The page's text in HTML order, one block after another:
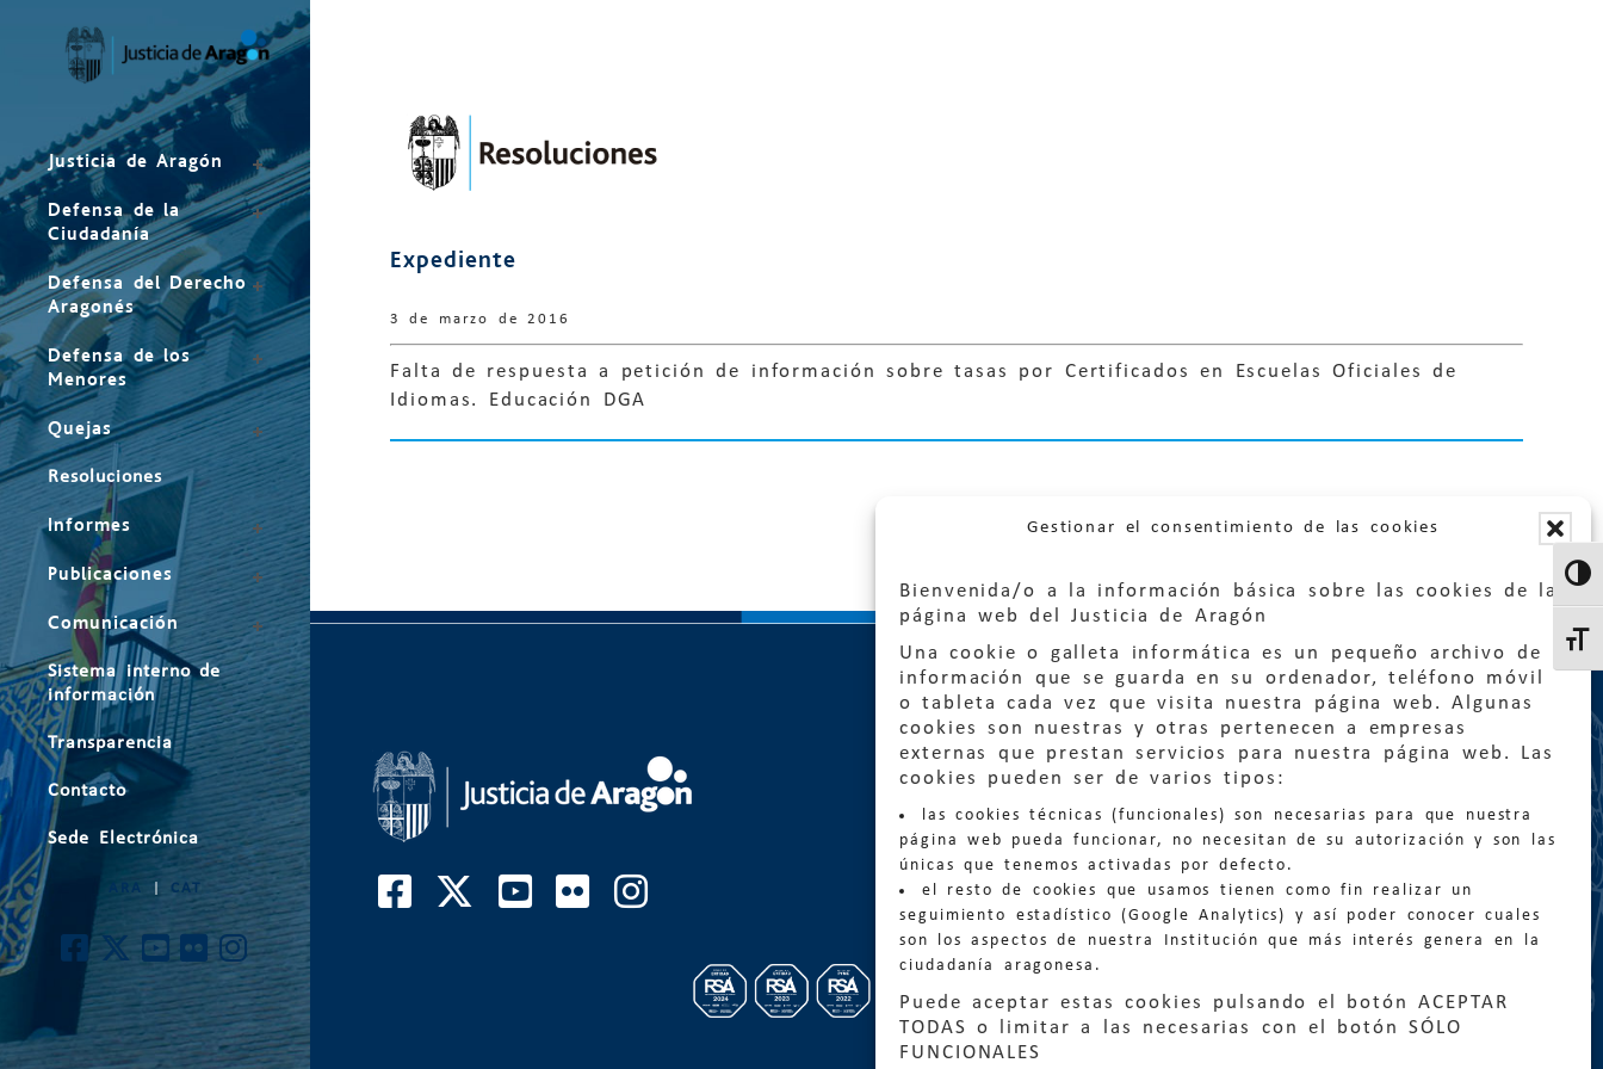
Gestionar el consentimiento de las cookies
Bienvenida/o a la información básica sobre las cookies de la
página web del Justicia de Aragón
Una cookie o galleta informática es un pequeño archivo de
información que se guarda en su ordenador, teléfono móvil
o tableta cada vez que visita nuestra página web. Algunas
cookies son nuestras y otras pertenecen a empresas
externas que prestan servicios para nuestra página web. Las
cookies pueden ser de varios tipos:
las cookies técnicas (funcionales) son necesarias para que nuestra
página web pueda funcionar, no necesitan de su autorización y son las
únicas que tenemos activadas por defecto.
el resto de cookies que usamos tienen como fin realizar un
seguimiento estadístico (Google Analytics) y así poder conocer cuales
son los aspectos de nuestra Institución que más interés genera en la
ciudadanía aragonesa.
Puede aceptar estas cookies pulsando el botón ACEPTAR
TODAS o limitar a las necesarias con el botón SÓLO
FUNCIONALES
Justicia de Aragón
Defensa de la
Ciudadanía
Defensa del Derecho
Aragonés
Defensa de los
Menores
Quejas
Resoluciones
Informes
Publicaciones
Comunicación
Sistema interno de
información
Transparencia
Contacto
Sede Electrónica
CAT
Expediente
3 de marzo de 2016
Falta de respuesta a petición de información sobre tasas por Certificados en Escuelas Oficiales de
Idiomas. Educación DGA
Quejas:quejas@eljusticiadearagon.es
Información general:
informacion@eljusticiadearagon.es
Teléfonos: 900 210 210/ 976 399 354